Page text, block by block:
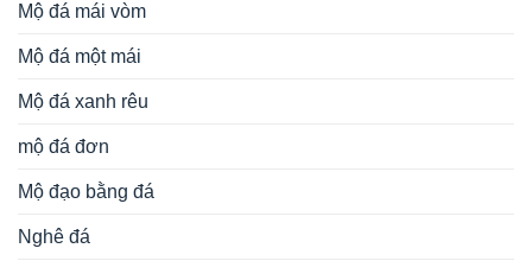
Mộ đá mái vòm
Mộ đá một mái
Mộ đá xanh rêu
mộ đá đơn
Mộ đạo bằng đá
Nghê đá